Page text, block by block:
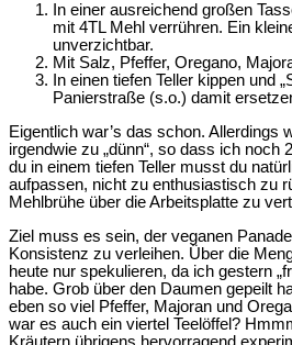
In einer ausreichend großen
mit 4TL Mehl verrühren. Ein
unverzichtbar.
Mit Salz, Pfeffer, Oregano,
In einen tiefen Teller kippen und
Panierstraße (s.o.) damit
Eigentlich war’s das schon. Allerdings
irgendwie zu „dünn“, so dass ich noch
du in einem tiefen Teller musst du
aufpassen, nicht zu enthusiastisch zu
Mehlbrühe über die Arbeitsplatte zu
Ziel muss es sein, der veganen
Konsistenz zu verleihen. Über die
heute nur spekulieren, da ich gestern
habe. Grob über den Daumen gepeilt
eben so viel Pfeffer, Majoran und
war es auch ein viertel Teelöffel?
Kräutern übrigens hervorragend